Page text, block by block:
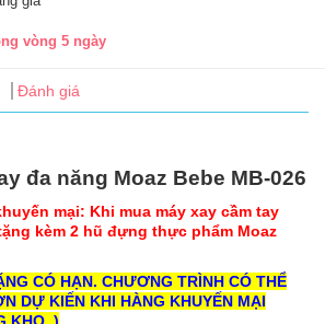
vòng 5 ngày
Đánh giá
đa năng Moaz Bebe MB-026
mại: Khi mua máy xay cầm tay
kèm 2 hũ đựng thực phẩm Moaz
CÓ HẠN. CHƯƠNG TRÌNH CÓ THỂ
DỰ KIẾN KHI HÀNG KHUYẾN MẠI
KHO .)